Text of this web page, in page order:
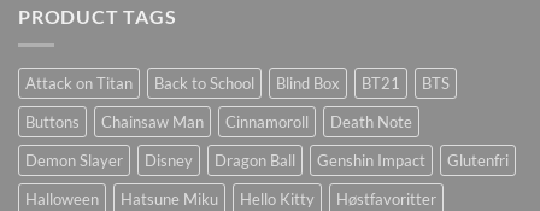
PRODUCT TAGS
Attack on Titan Back to School Blind Box BT21
BTS
Buttons
Chainsaw Man Cinnamoroll
Death Note
Demon Slayer
Disney Dragon Ball Genshin Impact
Glutenfri
Halloween
Hatsune Miku Hello Kitty
Høstfavoritter